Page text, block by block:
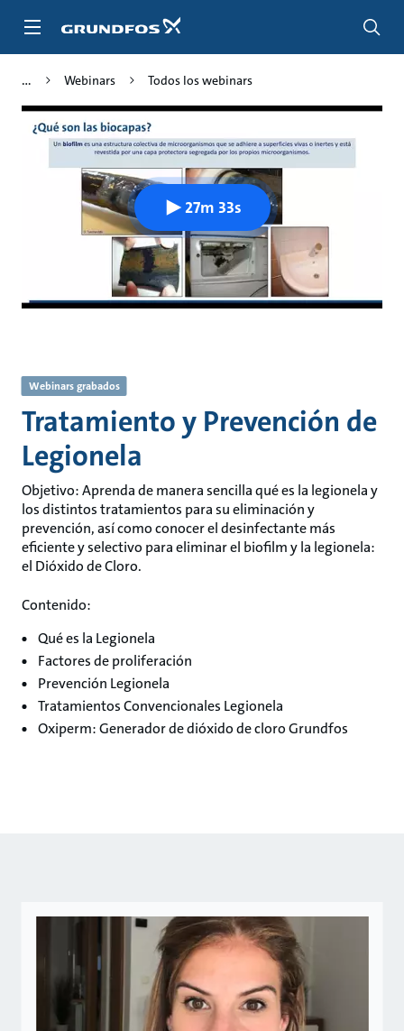
Webinars Todos los webinars
27m 33s
Webinars grabados
Tratamiento y Prevención de
Legionela
Objetivo: Aprenda de manera sencilla qué es la legionela y
los distintos tratamientos para su eliminación y
prevención, así como conocer el desinfectante más
eficiente y selectivo para eliminar el biofilm y la legionela:
el Dióxido de Cloro.
Contenido:
Qué es la Legionela
Factores de proliferación
Prevención Legionela
Tratamientos Convencionales Legionela
Oxiperm: Generador de dióxido de cloro Grundfos